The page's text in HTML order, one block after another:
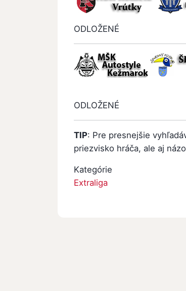
ODLOŽENÉ
ODLOŽENÉ
TIP: Pre presnejšie
priezvisko hráča, ale aj
Kategórie
Extraliga